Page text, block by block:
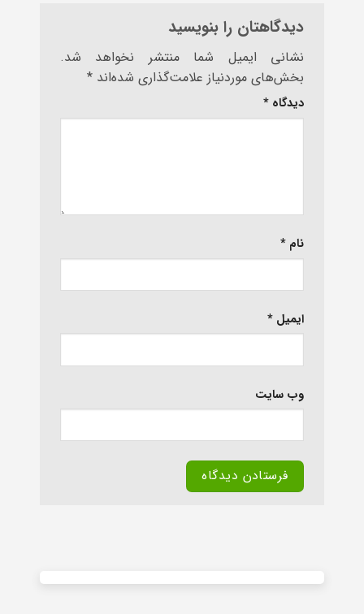
دیدگاهتان را بنویسید
نشانی ایمیل شما منتشر نخواهد شد.
بخش‌های موردنیاز علامت‌گذاری شده‌اند *
دیدگاه *
نام *
ایمیل *
وب‌ سایت